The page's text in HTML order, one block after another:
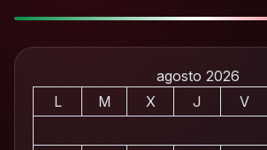
agosto 2026
L
M X J V